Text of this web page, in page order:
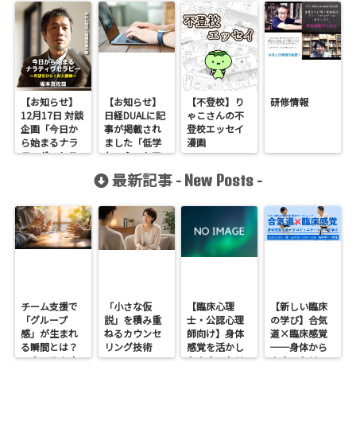
【お知らせ】
12月17日 対談
企画「今日か
ら始まるナラ
ティヴ・セラ
【お知らせ】
日経DUALに記
事が掲載され
ました「低学
年の心のケア
プがすべてで
【不登校】り
ゃこさんの不
登校エッセイ
漫画
研修情報
最新記事 - New Posts -
チーム支援で
「グループ
感」が生まれ
る瞬間とは？
スクールカウ
「小さな仮
説」を積み重
ねるカウンセ
リング技術
【臨床心理
士・公認心理
師向け】身体
感覚を活かし
たカウンセリ
【新しい臨床
の学び】合気
道×臨床感覚
──身体から
カウンセリン